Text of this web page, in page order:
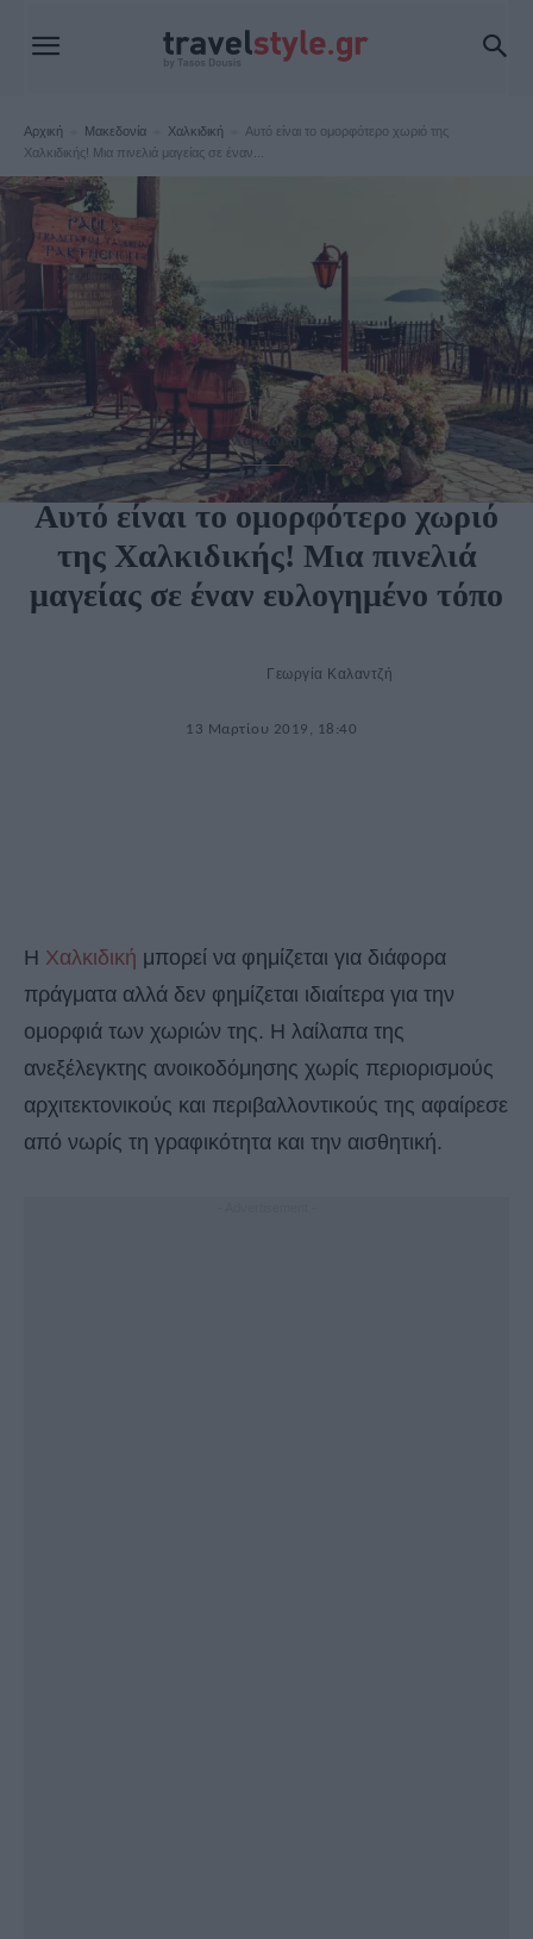
Αρχική Μακεδονία Χαλκιδική
Αυτό είναι το ομορφότερο χωριό της
Χαλκιδικής! Μια πινελιά μαγείας σε έναν...
Χαλκιδική
Αυτό είναι το ομορφότερο χωριό
της Χαλκιδικής! Μια πινελιά
μαγείας σε έναν ευλογημένο τόπο
Γεωργία Καλαντζή
13 Μαρτίου 2019, 18:40
H Χαλκιδική μπορεί να φημίζεται για διάφορα
πράγματα αλλά δεν φημίζεται ιδιαίτερα για την
ομορφιά των χωριών της. Η λαίλαπα της
ανεξέλεγκτης ανοικοδόμησης χωρίς περιορισμούς
αρχιτεκτονικούς και περιβαλλοντικούς της αφαίρεσε
από νωρίς τη γραφικότητα και την αισθητική.